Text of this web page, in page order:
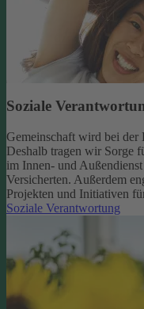
Soziale
Gemeinschaft wird bei
Deshalb tragen wir Sorge
im Innen- und
Versicherten. Außerdem
Projekten und Initiativen
Soziale Verantwortung